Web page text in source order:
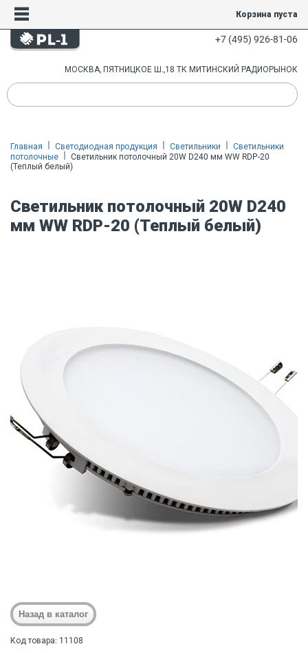
Корзина пуста
+7 (495) 926-81-06
МОСКВА, ПЯТНИЦКОЕ Ш.,18 ТК МИТИНСКИЙ РАДИОРЫНОК
Главная Светодиодная продукция Светильники
Светильники
потолочные
Светильник потолочный 20W D240 мм WW RDP-20
(Теплый белый)
Светильник потолочный 20W D240
мм WW RDP-20 (Теплый белый)
Код товара: 11108